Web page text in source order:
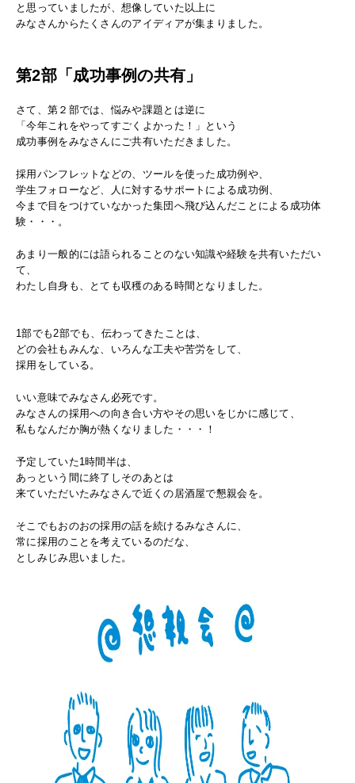
と思っていましたが、想像していた以上に
みなさんからたくさんのアイディアが集まりました。
第2部「成功事例の共有」
さて、第２部では、悩みや課題とは逆に
「今年これをやってすごくよかった！」という
成功事例をみなさんにご共有いただきました。
採用パンフレットなどの、ツールを使った成功例や、
学生フォローなど、人に対するサポートによる成功例、
今まで目をつけていなかった集団へ飛び込んだことによる成功体
験・・・。
あまり一般的には語られることのない知識や経験を共有いただい
て、
わたし自身も、とても収穫のある時間となりました。
1部でも2部でも、伝わってきたことは、
どの会社もみんな、いろんな工夫や苦労をして、
採用をしている。
いい意味でみなさん必死です。
みなさんの採用への向き合い方やその思いをじかに感じて、
私もなんだか胸が熱くなりました・・・！
予定していた1時間半は、
あっという間に終了しそのあとは
来ていただいたみなさんで近くの居酒屋で懇親会を。
そこでもおのおの採用の話を続けるみなさんに、
常に採用のことを考えているのだな、
としみじみ思いました。